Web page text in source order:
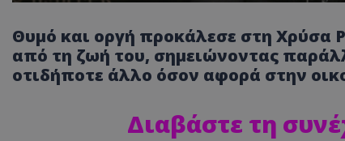
Θυμό και οργή προκάλεσε στη Χρύσα
από τη ζωή του, σημειώνοντας
οτιδήποτε άλλο όσον αφορά στην
Διαβάστε τη